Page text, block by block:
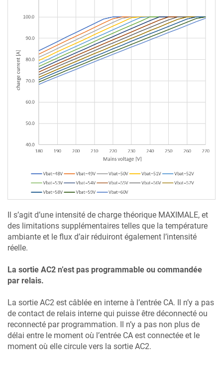
Il s’agit d’une intensité de charge théorique MAXIMALE, et
des limitations supplémentaires telles que la température
ambiante et le flux d’air réduiront également l’intensité
réelle.
La sortie AC2 n’est pas programmable ou commandée
par relais.
La sortie AC2 est câblée en interne à l’entrée CA. Il n’y a pas
de contact de relais interne qui puisse être déconnecté ou
reconnecté par programmation. Il n’y a pas non plus de
délai entre le moment où l’entrée CA est connectée et le
moment où elle circule vers la sortie AC2.